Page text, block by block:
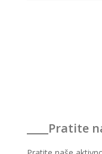
____Pratite